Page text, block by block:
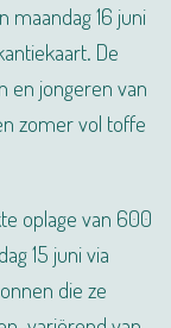
maandag 16 juni
De
en jongeren van
zomer vol toffe
oplage van 600
15 juni via
die ze